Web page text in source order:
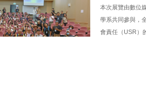
本次展覽由數位
學系共同參與，
會責任（USR）